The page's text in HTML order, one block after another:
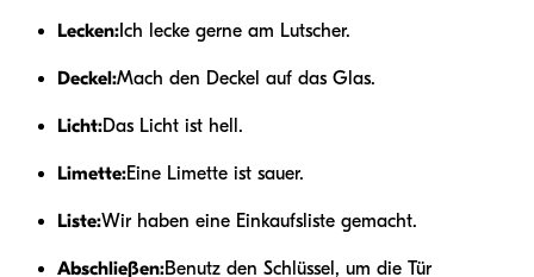
Lecken: Ich lecke gerne am Lutscher.
Deckel:Mach den Deckel auf das Glas.
Licht:Das Licht ist hell.
Limette:Eine Limette ist sauer.
Liste:Wir haben eine Einkaufsliste gemacht.
Abschließen:Benutz den Schlüssel, um die Tür